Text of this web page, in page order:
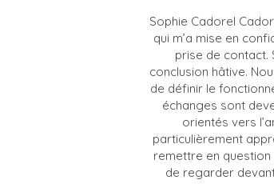
Sophie Cadorel
qui m’a mise en
prise de contact.
conclusion hâtive.
de définir le
échanges sont
orientés vers
particulièrement
remettre en
de regarder